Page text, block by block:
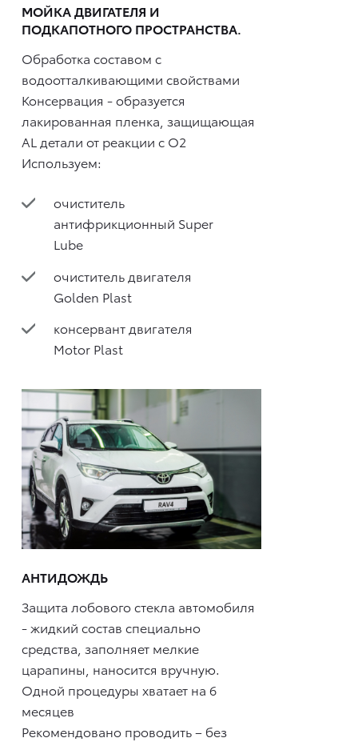
МОЙКА ДВИГАТЕЛЯ И
ПОДКАПОТНОГО ПРОСТРАНСТВА.
Обработка составом с
водоотталкивающими свойствами
Консервация - образуется
лакированная пленка, защищающая
AL детали от реакции с O2
Используем:
очиститель
антифрикционный Super
Lube
очиститель двигателя
Golden Plast
консервант двигателя
Motor Plast
АНТИДОЖДЬ
Защита лобового стекла автомобиля
- жидкий состав специально
средства, заполняет мелкие
царапины, наносится вручную.
Одной процедуры хватает на 6
месяцев
Рекомендовано проводить – без